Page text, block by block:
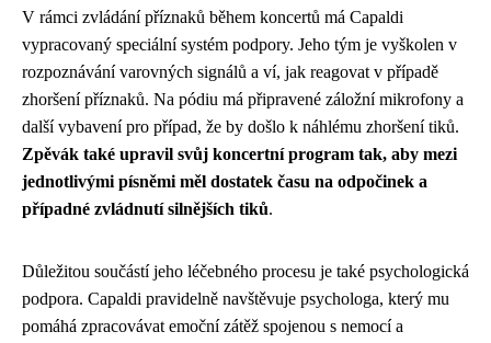
V rámci zvládání příznaků během koncertů má Capaldi
vypracovaný speciální systém podpory. Jeho tým je vyškolen v
rozpoznávání varovných signálů a ví, jak reagovat v případě
zhoršení příznaků. Na pódiu má připravené záložní mikrofony a
další vybavení pro případ, že by došlo k náhlému zhoršení tiků.
Zpěvák také upravil svůj koncertní program tak, aby mezi
jednotlivými písněmi měl dostatek času na odpočinek a
případné zvládnutí silnějších tiků.
Důležitou součástí jeho léčebného procesu je také psychologická
podpora. Capaldi pravidelně navštěvuje psychologa, který mu
pomáhá zpracovávat emoční zátěž spojenou s nemocí a